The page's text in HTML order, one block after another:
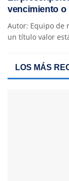
vencimiento o
Autor: Equipo de
un título valor
LOS MÁS